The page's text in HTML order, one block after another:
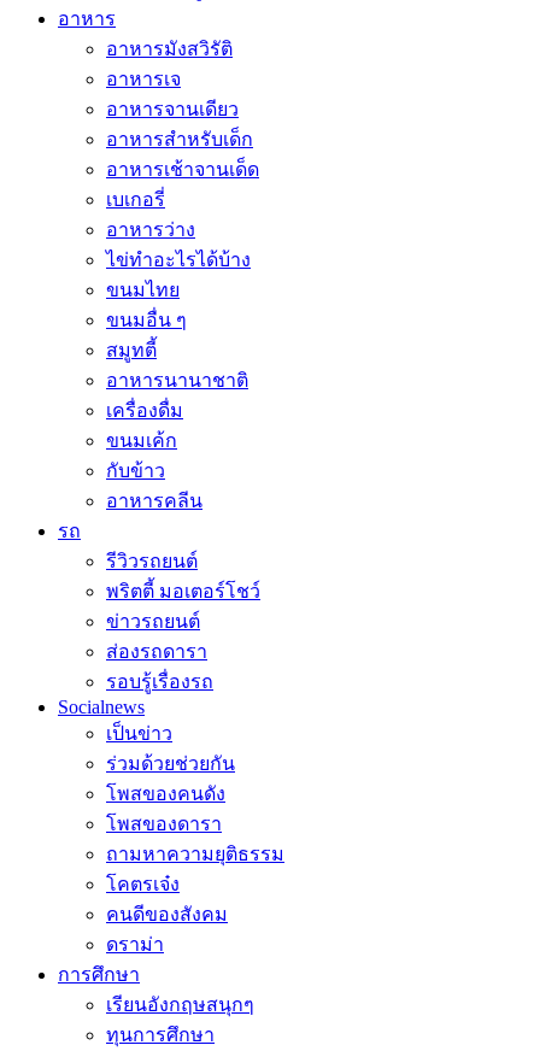
อาหาร
อาหารมังสวิรัติ
อาหารเจ
อาหารจานเดียว
อาหารสำหรับเด็ก
อาหารเช้าจานเด็ด
เบเกอรี่
อาหารว่าง
ไข่ทำอะไรได้บ้าง
ขนมไทย
ขนมอื่น ๆ
สมูทตี้
อาหารนานาชาติ
เครื่องดื่ม
ขนมเค้ก
กับข้าว
อาหารคลีน
รถ
รีวิวรถยนต์
พริตตี้ มอเตอร์โชว์
ข่าวรถยนต์
ส่องรถดารา
รอบรู้เรื่องรถ
Socialnews
เป็นข่าว
ร่วมด้วยช่วยกัน
โพสของคนดัง
โพสของดารา
ถามหาความยุติธรรม
โคตรเจ๋ง
คนดีของสังคม
ดราม่า
การศึกษา
เรียนอังกฤษสนุกๆ
ทุนการศึกษา